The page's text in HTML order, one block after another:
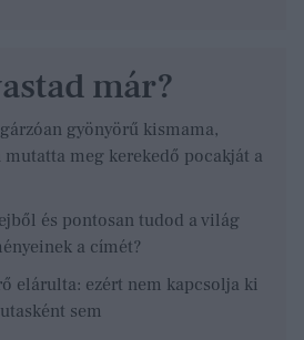
már?
gyönyörű kismama,
meg kerekedő pocakját a
és pontosan tudod a világ
a címét?
elárulta: ezért nem kapcsolja ki
sem